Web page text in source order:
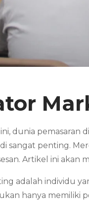
dunia pemasaran
sangat penting.
Artikel ini akan
adalah individu
hanya memiliki